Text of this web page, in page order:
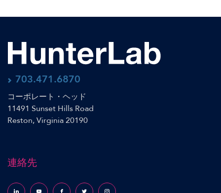
703.471.6870
コーポレート・ヘッド
11491 Sunset Hills Road
Reston, Virginia 20190
連絡先
Follow us on LinkedInFollow us on YouTubeFollow us on Facebook
Follow us on X (formerly Twitter)
Follow us on Instagram